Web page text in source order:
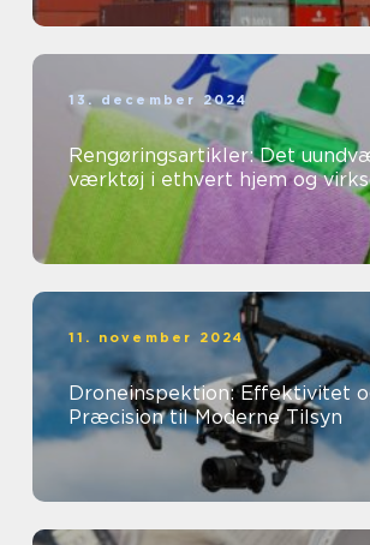
13. december 2024
Rengøringsartikler: Det
værktøj i ethvert hjem og
11. november 2024
Droneinspektion: Effektivitet
Præcision til Moderne Tilsyn